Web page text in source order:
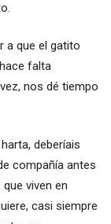
a que el gatito
falta
nos dé tiempo
deberíais
compañía antes
viven en
casi siempre